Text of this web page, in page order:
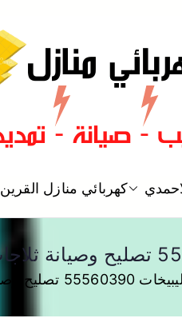
كهربائي منازل
فني كهربائي منازل الكويت
كهربائي منازل القرين
ثلاجات 24 ساعة